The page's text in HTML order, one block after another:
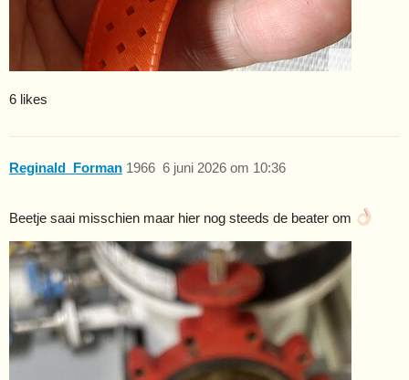
6 likes
Reginald_Forman 6 juni 2026 om 10:36
1966
Beetje saai misschien maar hier nog steeds de beater om